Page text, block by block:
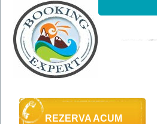
REZERVA ACUM